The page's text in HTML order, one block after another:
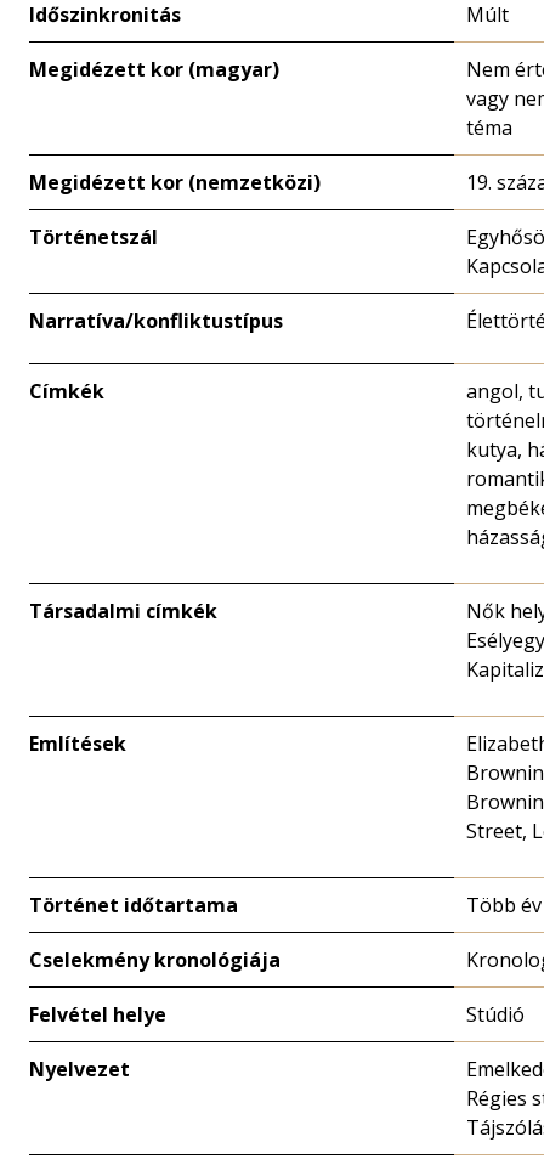
Időszinkronitás Múlt
Megidézett kor (magyar)
Nem
vagy
téma
Megidézett kor (nemzetközi) 19.
Történetszál
Narratíva/konfliktustípus
Címkék
angol,
kutya,
Társadalmi címkék
Nők
Említések
Street,
Történet időtartama Több év
Cselekmény kronológiája
Felvétel helye Stúdió
Nyelvezet
Régies